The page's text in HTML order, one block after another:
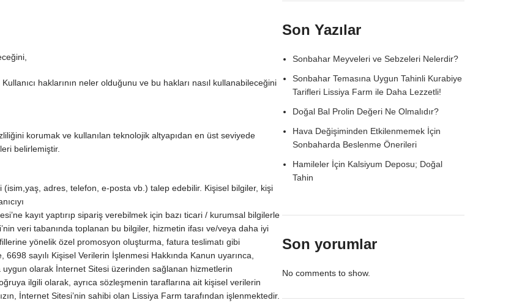
haklarının neler olduğunu ve bu hakları nasıl kullanabileceğini
korumak ve kullanılan teknolojik altyapıdan en üst seviyede
belirlemiştir.
adres, telefon, e-posta vb.) talep edebilir. Kişisel bilgiler, kişi
kayıt yaptırıp sipariş verebilmek için bazı ticari / kurumsal bilgilerle
veri tabanında toplanan bu bilgiler, hizmetin ifası ve/veya daha iyi
yönelik özel promosyon oluşturma, fatura teslimatı gibi
sayılı Kişisel Verilerin İşlenmesi Hakkında Kanun uyarınca,
olarak İnternet Sitesi üzerinden sağlanan hizmetlerin
ilgili olarak, ayrıca sözleşmenin taraflarına ait kişisel verilerin
İnternet Sitesi’nin sahibi olan Lissiya Farm tarafından işlenmektedir.
Son Yazılar
Sonbahar Meyveleri ve Sebzeleri Nelerdir?
Sonbahar Temasına Uygun Tahinli Kurabiye
Tarifleri Lissiya Farm ile Daha Lezzetli!
Doğal Bal Prolin Değeri Ne Olmalıdır?
Hava Değişiminden Etkilenmemek İçin
Sonbaharda Beslenme Önerileri
Hamileler İçin Kalsiyum Deposu; Doğal
Tahin
Son yorumlar
No comments to show.